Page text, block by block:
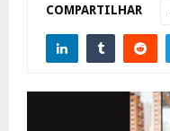
COMPARTILHAR